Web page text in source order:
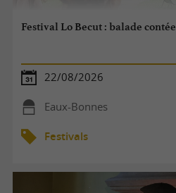
Festival Lo Becut : balade contée
22/08/2026
Eaux-Bonnes
Festivals